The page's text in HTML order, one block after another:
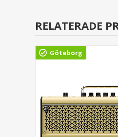
RELATERADE
Göteborg